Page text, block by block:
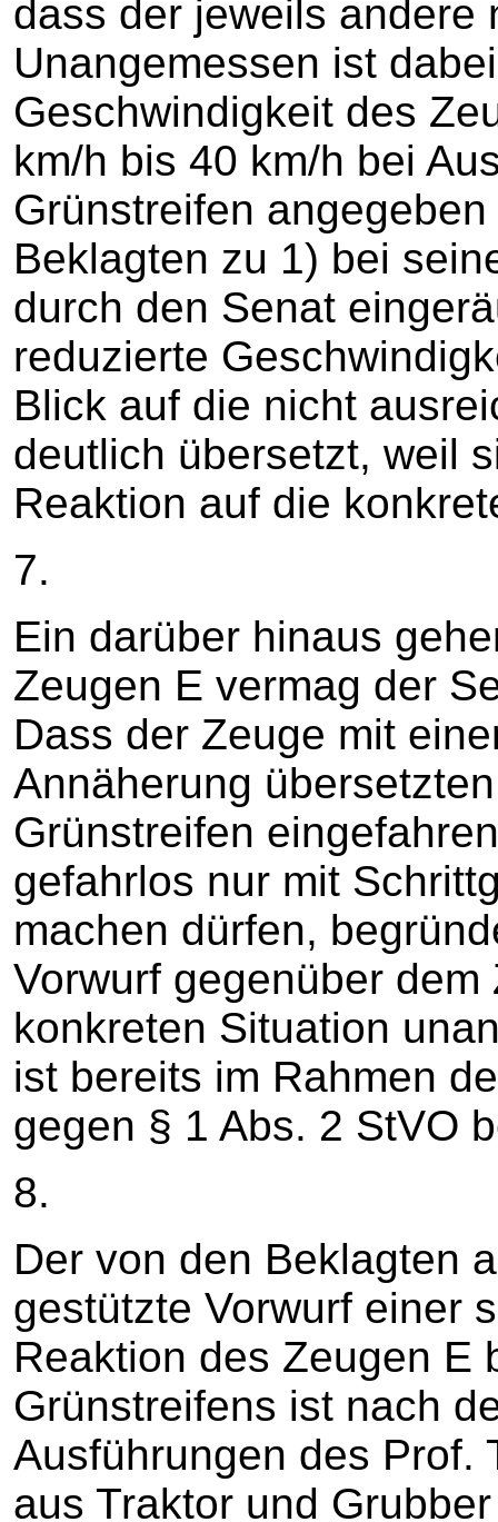
dass der jeweils andere
Unangemessen ist
Geschwindigkeit des
km/h bis 40 km/h bei
Grünstreifen
Beklagten zu 1) bei
durch den Senat
reduzierte
Blick auf die nicht
deutlich übersetzt, weil
Reaktion auf die
7.
Ein darüber hinaus
Zeugen E vermag der
Dass der Zeuge mit
Annäherung
Grünstreifen
gefahrlos nur mit
machen dürfen,
Vorwurf gegenüber
konkreten Situation
ist bereits im Rahmen
gegen § 1 Abs. 2 StVO
8.
Der von den Beklagten
gestützte Vorwurf einer
Reaktion des Zeugen E
Grünstreifens ist nach
Ausführungen des Prof.
aus Traktor und